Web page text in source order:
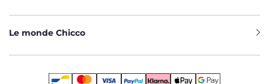
Le monde Chicco